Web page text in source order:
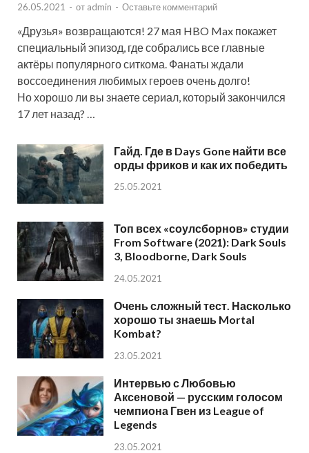
26.05.2021 - от admin - Оставьте комментарий
«Друзья» возвращаются! 27 мая HBO Max покажет
специальный эпизод, где собрались все главные
актёры популярного ситкома. Фанаты ждали
воссоединения любимых героев очень долго!
Но хорошо ли вы знаете сериал, который закончился
17 лет назад? …
Гайд. Где в Days Gone найти все
орды фриков и как их победить
25.05.2021
Топ всех «соулсборнов» студии
From Software (2021): Dark Souls
3, Bloodborne, Dark Souls
24.05.2021
Очень сложный тест. Насколько
хорошо ты знаешь Mortal
Kombat?
23.05.2021
Интервью с Любовью
Аксеновой — русским голосом
чемпиона Гвен из League of
Legends
23.05.2021